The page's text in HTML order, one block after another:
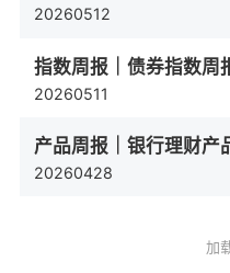
20260512
指数周报｜债券指数周
20260511
产品周报｜银行理财
20260428
加